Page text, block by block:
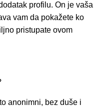
profilu. On je vaša
vam da pokažete ko
pristupate ovom
anonimni, bez duše i